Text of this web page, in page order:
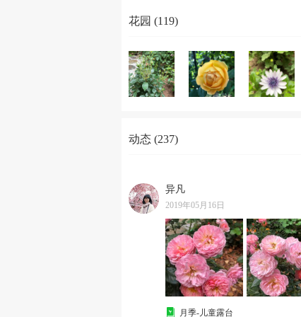
花园 (119)
动态 (237)
异凡
2019年05月16日
月季-儿童露台